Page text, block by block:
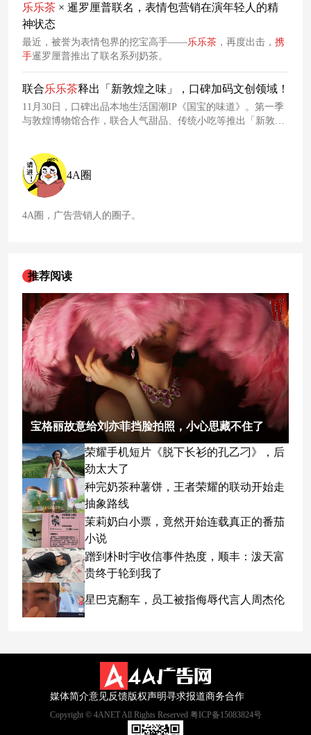
乐乐茶 × 暹罗厘普联名，表情包营销在演年轻人的精
神状态
最近，被誉为表情包界的挖宝高手——乐乐茶 ，再度出击， 携
手暹罗厘普推出了联名系列奶茶。
联合乐乐茶释出「新敦煌之味」，口碑加码文创领域！
11月30日，口碑出品本地生活国潮IP《国宝的味道》。第一季
与敦煌博物馆合作，联合人气甜品、传统小吃等推出「新敦煌
4A圈
4A圈，广告营销人的圈子。
推荐阅读
宝格丽故意给刘亦菲挡脸拍照，小心思藏不住了
荣耀手机短片《脱下长衫的孔乙刁》，后
劲太大了
种完奶茶种薯饼，王者荣耀的联动开始走
抽象路线
茉莉奶白小票，竟然开始连载真正的番茄
小说
蹭到朴时宇收信事件热度，顺丰：泼天富
贵终于轮到我了
星巴克翻车，员工被指侮辱代言人周杰伦
媒体简介意见反馈版权声明寻求报道商务合作
Copyright © 4ANET All Rights Reserved 粤ICP备15083824号